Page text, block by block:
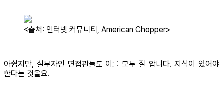
<출처: 인터넷 커뮤니티, American Chopper>
아쉽지만, 실무자인 면접관들도 이를 모두 잘 압니다. 지식이 있어야
한다는 것을요.